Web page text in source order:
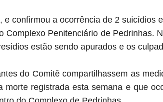
e confirmou a ocorrência de 2 suicídios
Complexo Penitenciário de Pedrinhas.
estão sendo apurados e os
do Comitê compartilhassem as
morte registrada esta semana e que